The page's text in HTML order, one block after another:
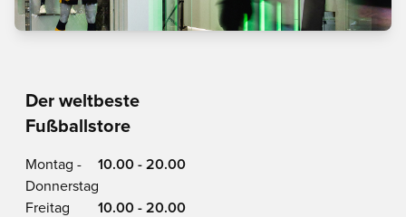
Der weltbeste
Fußballstore
Montag -
Donnerstag
10.00 - 20.00
Freitag
10.00 - 20.00